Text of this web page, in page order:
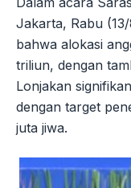
Jakarta, Rabu
bahwa alokasi
triliun, dengan
Lonjakan
dengan target
juta jiwa.